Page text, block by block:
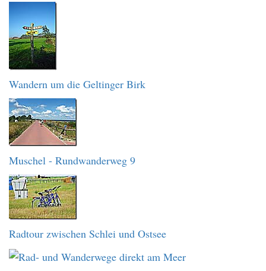
Wandern um die Geltinger Birk
Muschel - Rundwanderweg 9
Radtour zwischen Schlei und Ostsee